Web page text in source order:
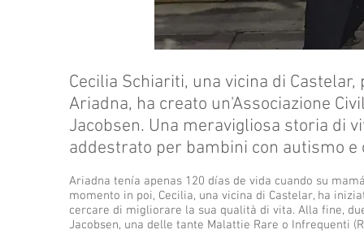
Cecilia Schiariti, una vicina di
Ariadna, ha creato un'Associazione
Jacobsen. Una meravigliosa storia di
addestrato per bambini con autismo
Ariadna tenía apenas 120 días de vida cuando su
momento in poi, Cecilia, una vicina di Castelar, ha
cercare di migliorare la sua qualità di vita. Alla fine,
Jacobsen, una delle tante Malattie Rare o Infrequenti